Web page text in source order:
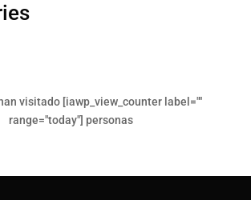
visitado [iawp_view_counter label=""
range="today"] personas